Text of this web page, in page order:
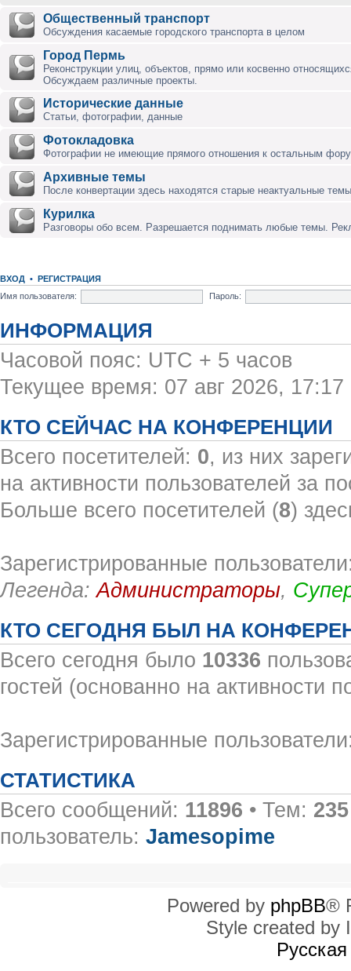
Общественный транспорт
Обсуждения касаемые городского транспорта в целом
Город Пермь
Реконструкции улиц, объектов, прямо или косвенно
Обсуждаем различные проекты.
Исторические данные
Статьи, фотографии, данные
Фотокладовка
Фотографии не имеющие прямого отношения к остальным
Архивные темы
После конвертации здесь находятся старые неактуальные
Курилка
Разговоры обо всем. Разрешается поднимать любые темы.
ВХОД • РЕГИСТРАЦИЯ
Имя пользователя:
Пароль:
ИНФОРМАЦИЯ
Часовой пояс: UTC + 5 часов
Текущее время: 07 авг 2026, 17:17
КТО СЕЙЧАС НА КОНФЕРЕНЦИИ
Всего посетителей: 0, из них
на активности пользователей за
Больше всего посетителей (8)
Зарегистрированные
Легенда:Администраторы,
КТО СЕГОДНЯ БЫЛ НА
Всего сегодня было 10336
гостей (основанно на активности
Зарегистрированные
СТАТИСТИКА
Всего сообщений: 11896 • Тем: 235
пользователь: Jamesopime
Powered by phpBB®
Style created by